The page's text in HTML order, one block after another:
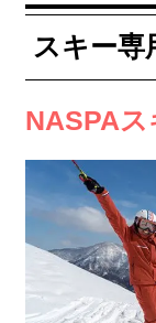
スキー
NASPAス